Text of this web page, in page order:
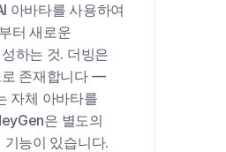
아바타를 사용하여
터 새로운
하는 것. 더빙은
로 존재합니다 —
자체 아바타를
은 별도의
기능이 있습니다.